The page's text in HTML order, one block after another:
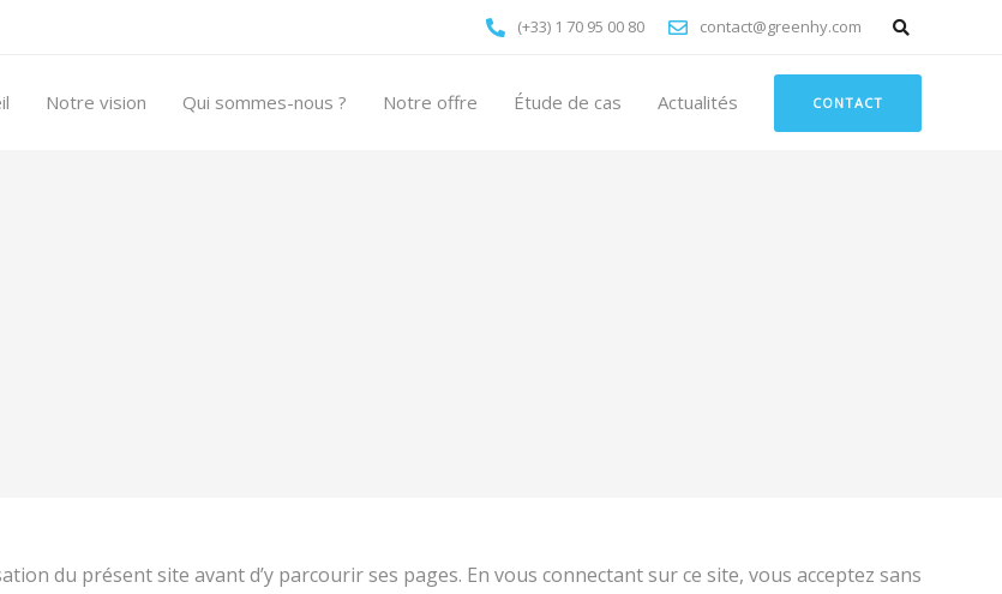
(+33) 1 70 95 00 80 contact@greenhy.com
Notre vision Qui sommes-nous ? Notre offre Étude de cas Actualités CONTACT
du présent site avant d’y parcourir ses pages. En vous connectant sur ce site, vous acceptez sans